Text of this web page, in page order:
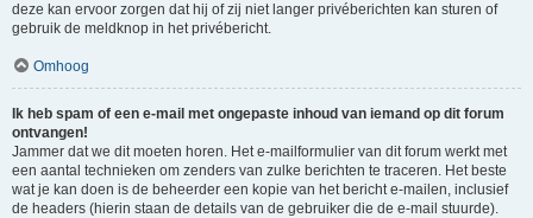
deze kan ervoor zorgen dat hij of zij niet langer privéberichten kan sturen of
gebruik de meldknop in het privébericht.
Omhoog
Ik heb spam of een e-mail met ongepaste inhoud van iemand op dit forum
ontvangen!
Jammer dat we dit moeten horen. Het e-mailformulier van dit forum werkt met
een aantal technieken om zenders van zulke berichten te traceren. Het beste
wat je kan doen is de beheerder een kopie van het bericht e-mailen, inclusief
de headers (hierin staan de details van de gebruiker die de e-mail stuurde).